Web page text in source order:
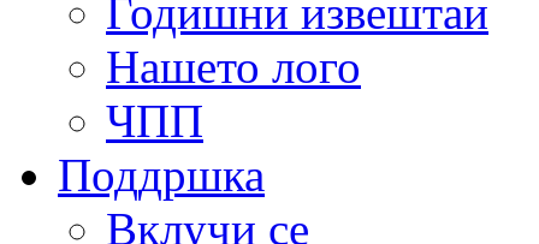
Годишни извештаи
Нашето лого
ЧПП
Поддршка
Вклучи се